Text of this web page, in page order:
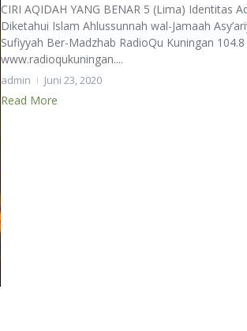
CIRI AQIDAH YANG BENAR 5 (Lima) Identitas
Diketahui Islam Ahlussunnah wal-Jamaah
Sufiyyah Ber-Madzhab RadioQu Kuningan 104.8
www.radioqukuningan....
admin Juni 23, 2020
Read More